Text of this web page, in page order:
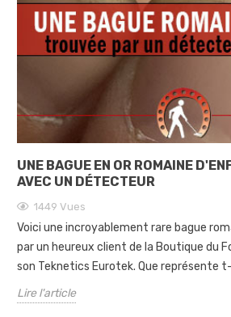
UNE BAGUE EN OR ROMAINE
AVEC UN DÉTECTEUR
1449 Vues
Voici une incroyablement rare bague
par un heureux client de la Boutique du
son Teknetics Eurotek. Que représente
Lire l'article